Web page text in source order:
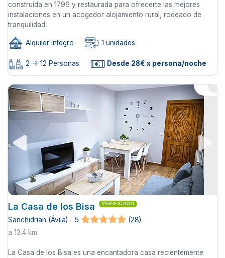
construida en 1796 y restaurada para ofrecerte las mejores
instalaciones en un acogedor alojamiento rural, rodeado de
tranquilidad.
Alquiler íntegro 1 unidades
2 -> 12 Personas Desde 28€ x persona/noche
La Casa de los Bisa VERIFICADO
Sanchidrian (Ávila) - 5
(28)
a 13.4 km.
La Casa de los Bisa es una encantadora casa recientemente